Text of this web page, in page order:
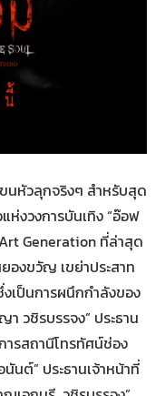
นหัวลุกจริงๆ สำหรับสุด
งวงการบันเทิง “อ๊อฟ
Generation ที่ล่าสุด
องขวัญ เขย่าประสาท
เป็นการผนึกกำลังของ
ชิรบรรจง” ประธาน
ารสถานีโทรทัศน์ช่อง
นต์” ประธานเจ้าหน้าที่